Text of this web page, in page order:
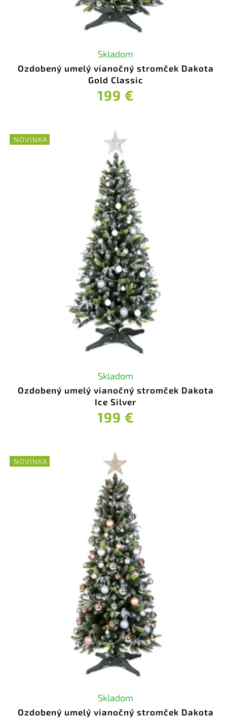
Ozdobený umelý vianočný stromček Dakota
Gold Classic
Skladom
199 €
NOVINKA
Ozdobený umelý vianočný stromček Dakota
Ice Silver
Skladom
199 €
NOVINKA
Ozdobený umelý vianočný stromček Dakota
Skladom